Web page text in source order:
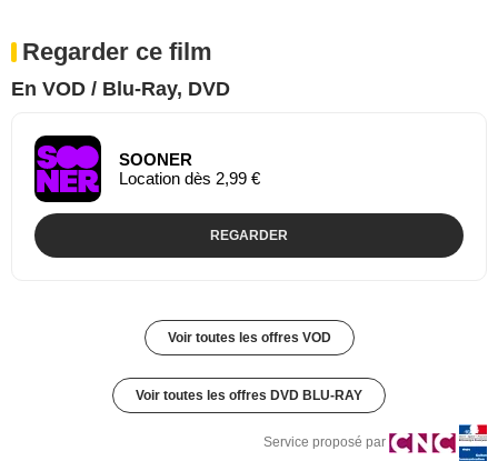
Regarder ce film
En VOD / Blu-Ray, DVD
SOONER
Location dès 2,99 €
REGARDER
Voir toutes les offres VOD
Voir toutes les offres DVD BLU-RAY
Service proposé par